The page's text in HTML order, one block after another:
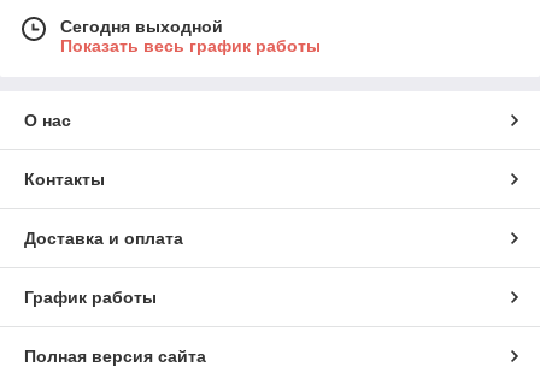
Сегодня выходной
Показать весь график работы
О нас
Контакты
Доставка и оплата
График работы
Полная версия сайта